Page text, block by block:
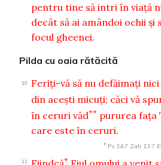
pentru tine să intri în viaţă
decât să ai amândoi ochii şi
focul gheenei.
Pilda cu oaia rătăcită
10
Feriţi-vă să nu defăimaţi
din aceşti micuţi; căci vă
în ceruri văd** pururea faţa
care este în ceruri.
* Ps 34:7 Zah 13:7
11 *